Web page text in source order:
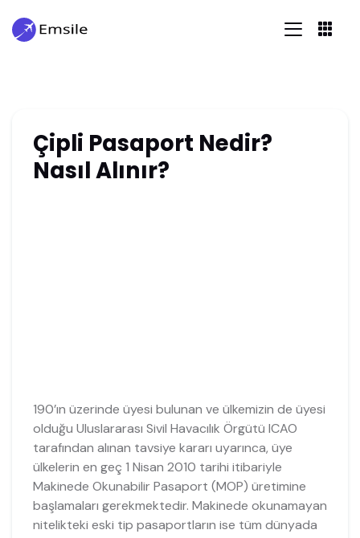
Çipli Pasaport Nedir?
Nasıl Alınır?
190’ın üzerinde üyesi bulunan ve ülkemizin de üyesi
olduğu Uluslararası Sivil Havacılık Örgütü ICAO
tarafından alınan tavsiye kararı uyarınca, üye
ülkelerin en geç 1 Nisan 2010 tarihi itibariyle
Makinede Okunabilir Pasaport (MOP) üretimine
başlamaları gerekmektedir. Makinede okunamayan
nitelikteki eski tip pasaportların ise tüm dünyada